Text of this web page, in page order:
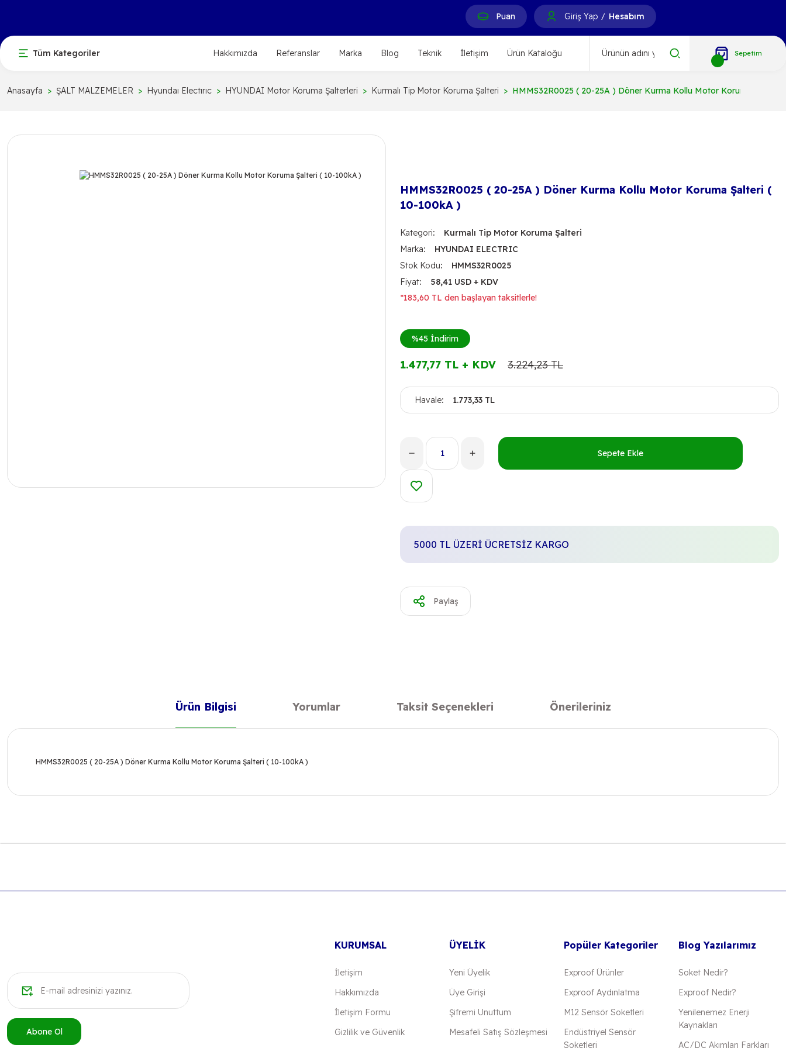
Puan Giriş Yap / Hesabım
Tüm Kategoriler Hakkımızda Referanslar Marka Blog Teknik İletişim Ürün Kataloğu Sepetim
Anasayfa ŞALT MALZEMELER Hyundaı Electırıc HYUNDAI Motor Koruma Şalterleri Kurmalı Tip Motor Koruma Şalteri HMMS32R0025 ( 20-25A ) Döner Kurma Kollu Motor Koruma Şalteri
HMMS32R0025 ( 20-25A ) Döner Kurma Kollu Motor Koruma Şalteri (
10-100kA )
Kategori
Kurmalı Tip Motor Koruma Şalteri
Marka
HYUNDAI ELECTRIC
Stok Kodu
HMMS32R0025
Fiyat
58,41 USD + KDV
*183,60 TL den başlayan taksitlerle!
%45 İndirim
1.477,77 TL + KDV 3.224,23 TL
Havale 1.773,33 TL
Sepete Ekle
5000 TL ÜZERİ ÜCRETSİZ KARGO
Paylaş
Ürün Bilgisi Yorumlar Taksit Seçenekleri Önerileriniz
HMMS32R0025 ( 20-25A ) Döner Kurma Kollu Motor Koruma Şalteri ( 10-100kA )
Görüş ve önerileriniz için teşekkür ederiz.
Gönder
Abone Ol
KURUMSAL
İletişim
Hakkımızda
İletişim Formu
Gizlilik ve Güvenlik
ÜYELİK
Yeni Üyelik
Üye Girişi
Şifremi Unuttum
Mesafeli Satış Sözleşmesi
Popüler Kategoriler
Exproof Ürünler
Exproof Aydınlatma
M12 Sensör Soketleri
Endüstriyel Sensör
Soketleri
Blog Yazılarımız
Soket Nedir?
Exproof Nedir?
Yenilenemez Enerji
Kaynakları
AC/DC Akımları Farkları